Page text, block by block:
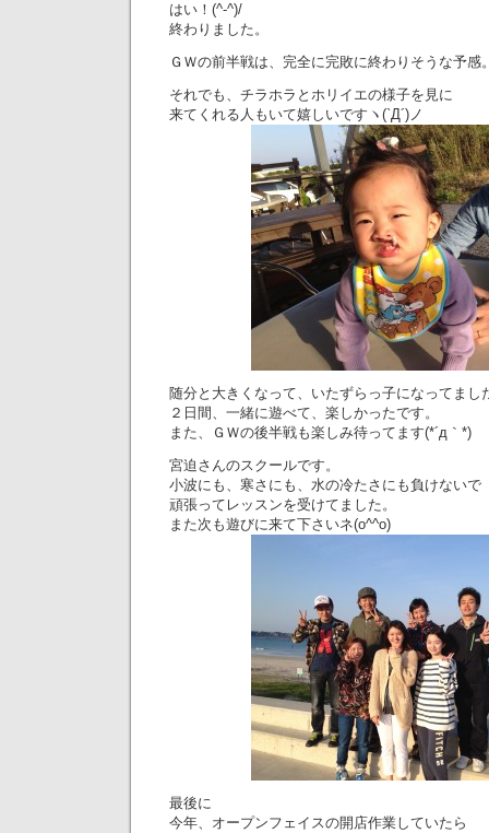
はい！(^-^)/
終わりました。
ＧＷの前半戦は、完全に完敗に終わりそうな予感
それでも、チラホラとホリイエの様子を見に
来てくれる人もいて嬉しいですヽ(`Д´)ノ
随分と大きくなって、いたずらっ子になってまし
２日間、一緒に遊べて、楽しかったです。
また、ＧＷの後半戦も楽しみ待ってます(*´д｀*)
宮迫さんのスクールです。
小波にも、寒さにも、水の冷たさにも負けないで
頑張ってレッスンを受けてました。
また次も遊びに来て下さいネ(o^^o)
最後に
今年、オープンフェイスの開店作業していたら